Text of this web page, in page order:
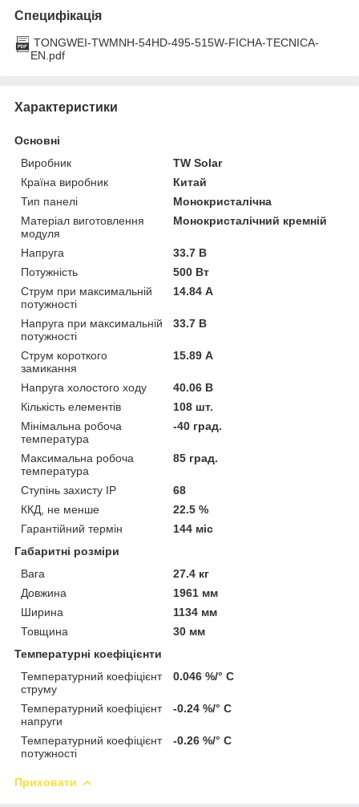
Специфікація
TONGWEI-TWMNH-54HD-495-515W-FICHA-TECNICA-
EN.pdf
Характеристики
Основні
Виробник
TW Solar
Країна виробник
Китай
Тип панелі
Монокристалічна
Матеріал виготовлення
модуля
Монокристалічний кремній
Напруга
33.7 В
Потужність
500 Вт
Струм при максимальній
потужності
14.84 А
Напруга при максимальній
потужності
33.7 В
Струм короткого
замикання
15.89 А
Напруга холостого ходу
40.06 В
Кількість елементів
108 шт.
Мінімальна робоча
температура
-40 град.
Максимальна робоча
температура
85 град.
Ступінь захисту IP
68
ККД, не менше
22.5 %
Гарантійний термін
144 міс
Габаритні розміри
Вага
27.4 кг
Довжина
1961 мм
Ширина
1134 мм
Товщина
30 мм
Температурні коефіцієнти
Температурний коефіцієнт
струму
0.046 %/° С
Температурний коефіцієнт
напруги
-0.24 %/° С
Температурний коефіцієнт
потужності
-0.26 %/° С
Приховати